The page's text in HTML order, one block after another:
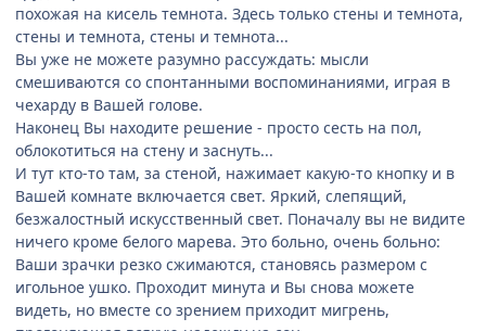
похожая на кисель темнота. Здесь только стены и темнота,
стены и темнота, стены и темнота...
Вы уже не можете разумно рассуждать: мысли
смешиваются со спонтанными воспоминаниями, играя в
чехарду в Вашей голове.
Наконец Вы находите решение - просто сесть на пол,
облокотиться на стену и заснуть...
И тут кто-то там, за стеной, нажимает какую-то кнопку и в
Вашей комнате включается свет. Яркий, слепящий,
безжалостный искусственный свет. Поначалу вы не видите
ничего кроме белого марева. Это больно, очень больно:
Ваши зрачки резко сжимаются, становясь размером с
игольное ушко. Проходит минута и Вы снова можете
видеть, но вместе со зрением приходит мигрень,